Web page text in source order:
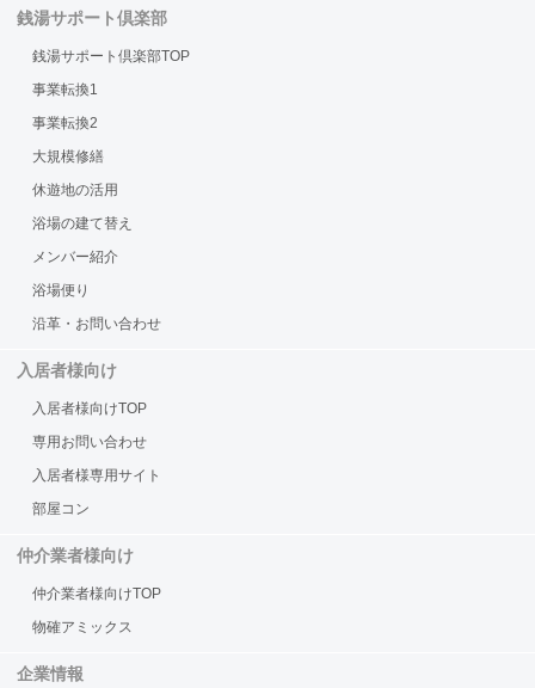
銭湯サポート倶楽部
銭湯サポート倶楽部TOP
事業転換1
事業転換2
大規模修繕
休遊地の活用
浴場の建て替え
メンバー紹介
浴場便り
沿革・お問い合わせ
入居者様向け
入居者様向けTOP
専用お問い合わせ
入居者様専用サイト
部屋コン
仲介業者様向け
仲介業者様向けTOP
物確アミックス
企業情報